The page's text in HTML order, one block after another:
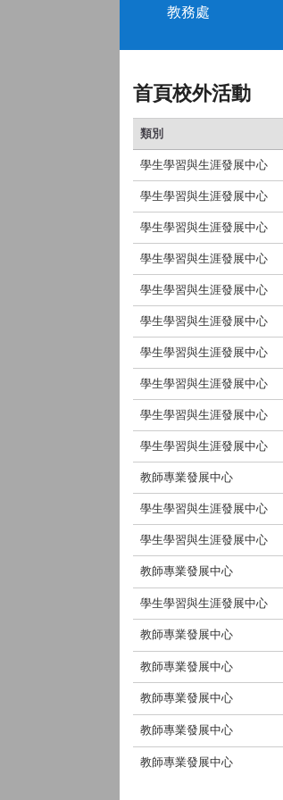
教務處
首頁校外活動
類別
學生學習與生涯發展中心
學生學習與生涯發展中心
學生學習與生涯發展中心
學生學習與生涯發展中心
學生學習與生涯發展中心
學生學習與生涯發展中心
學生學習與生涯發展中心
學生學習與生涯發展中心
學生學習與生涯發展中心
學生學習與生涯發展中心
教師專業發展中心
學生學習與生涯發展中心
學生學習與生涯發展中心
教師專業發展中心
學生學習與生涯發展中心
教師專業發展中心
教師專業發展中心
教師專業發展中心
教師專業發展中心
教師專業發展中心